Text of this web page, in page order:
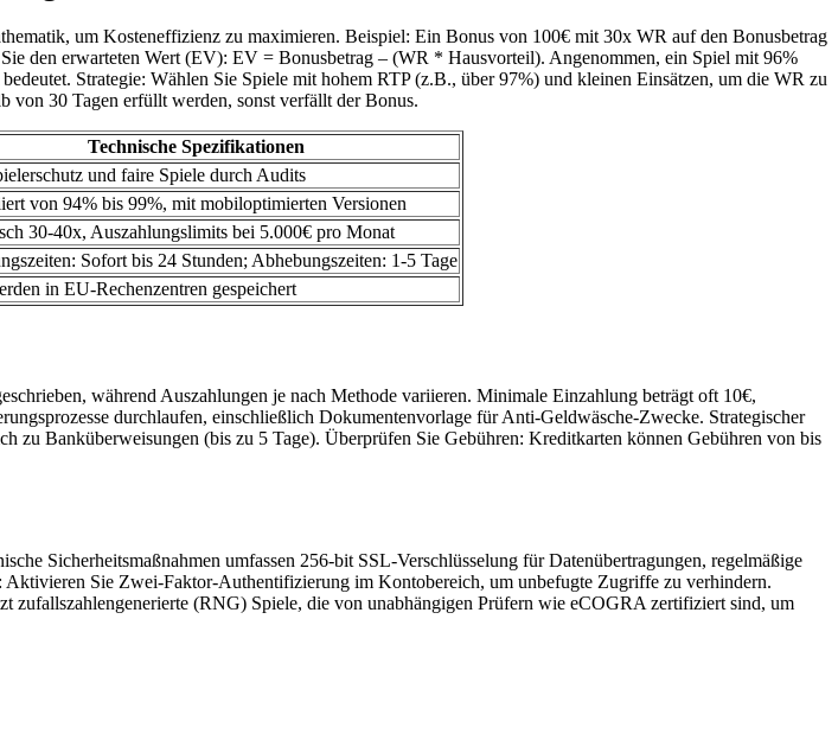
um Kosteneffizienz zu maximieren. Beispiel: Ein Bonus von 100€ mit 30x WR auf den Bonusbetrag
den erwarteten Wert (EV): EV = Bonusbetrag – (WR * Hausvorteil). Angenommen, ein Spiel mit 96%
Strategie: Wählen Sie Spiele mit hohem RTP (z.B., über 97%) und kleinen Einsätzen, um die WR zu
von 30 Tagen erfüllt werden, sonst verfällt der Bonus.
Technische Spezifikationen
und faire Spiele durch Audits
von 94% bis 99%, mit mobiloptimierten Versionen
30-40x, Auszahlungslimits bei 5.000€ pro Monat
Sofort bis 24 Stunden; Abhebungszeiten: 1-5 Tage
in EU-Rechenzentren gespeichert
während Auszahlungen je nach Methode variieren. Minimale Einzahlung beträgt oft 10€,
durchlaufen, einschließlich Dokumentenvorlage für Anti-Geldwäsche-Zwecke. Strategischer
Banküberweisungen (bis zu 5 Tage). Überprüfen Sie Gebühren: Kreditkarten können Gebühren von bis
Sicherheitsmaßnahmen umfassen 256-bit SSL-Verschlüsselung für Datenübertragungen, regelmäßige
Sie Zwei-Faktor-Authentifizierung im Kontobereich, um unbefugte Zugriffe zu verhindern.
(RNG) Spiele, die von unabhängigen Prüfern wie eCOGRA zertifiziert sind, um